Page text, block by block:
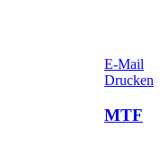
E-Mail
Drucken
MTF